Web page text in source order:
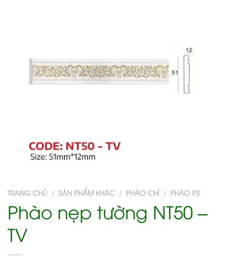
TRANG CHỦ / SẢN PHẨM KHÁC / PHÀO CHỈ / PHÀO PS
Phào nẹp tường NT50 –
TV